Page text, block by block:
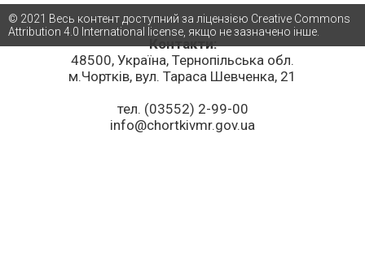
Контакти:
48500, Україна, Тернопільська обл.
м.Чортків, вул. Тараса Шевченка, 21
тел. (03552) 2-99-00
info@chortkivmr.gov.ua
© 2021 Весь контент доступний за ліцензією Creative Commons
Attribution 4.0 International license, якщо не зазначено інше.